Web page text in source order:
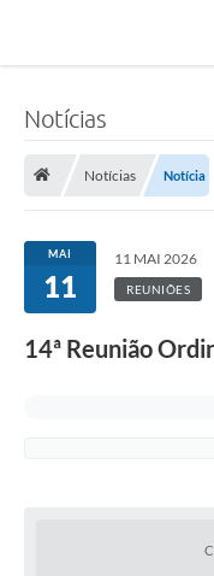
Notícias
Notícias Notícia
MAI
11
11 MAI 2026
REUNIÕES
14ª Reunião